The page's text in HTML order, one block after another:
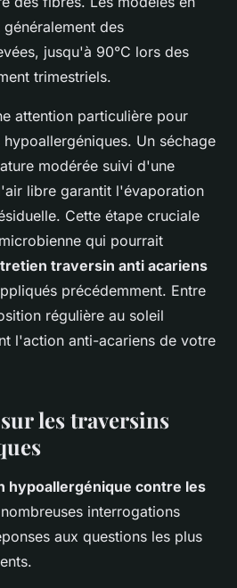
des
jusqu'à 90°C lors des
trimestriels.
attention particulière pour
Un séchage
modérée suivi d'une
libre garantit l'évaporation
Cette étape cruciale
qui pourrait
traversin anti acariens
précédemment. Entre
régulière au soleil
l'action anti-acariens de votre
les traversins
hypoallergénique contre les
interrogations
aux questions les plus